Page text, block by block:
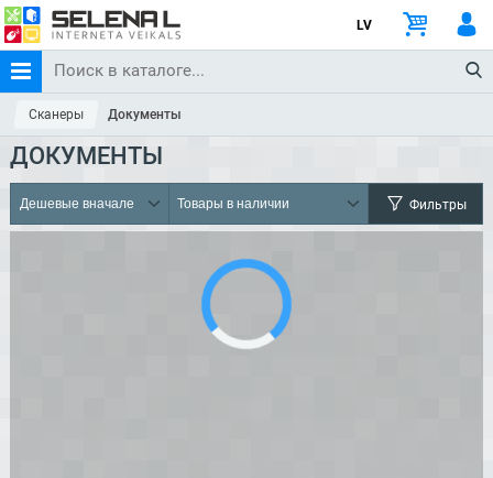
LV
Сканеры Документы
ДОКУМЕНТЫ
Фильтры